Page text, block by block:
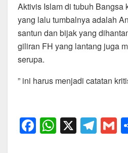
Aktivis Islam di tubuh Bangsa
yang lalu tumbalnya adalah
santun dan bijak yang
giliran FH yang lantang juga
serupa.
” ini harus menjadi catatan
F W X T